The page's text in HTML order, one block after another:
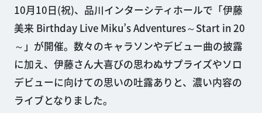
10月10日(祝)、品川インターシティホールで「伊藤
美来 Birthday Live Miku’s Adventures～Start in 20
～」が開催。数々のキャラソンやデビュー曲の披露
に加え、伊藤さん大喜びの思わぬサプライズやソロ
デビューに向けての思いの吐露ありと、濃い内容の
ライブとなりました。